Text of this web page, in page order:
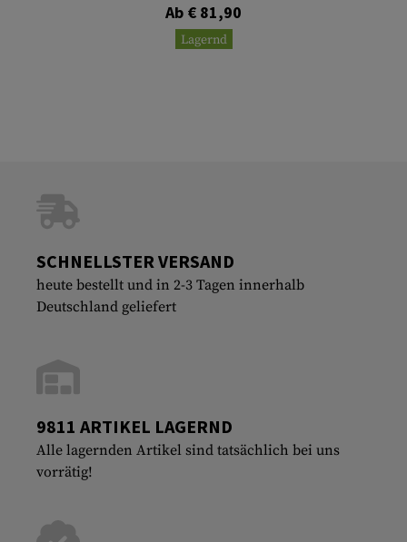
Ab € 81,90
Lagernd
SCHNELLSTER VERSAND
heute bestellt und in 2-3 Tagen innerhalb
Deutschland geliefert
9811 ARTIKEL LAGERND
Alle lagernden Artikel sind tatsächlich bei uns
vorrätig!